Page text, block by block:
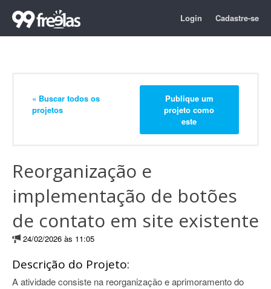
Login Cadastre-se
« Buscar todos os
projetos
Publique um
projeto como
este
Reorganização e
implementação de botões
de contato em site existente
24/02/2026 às 11:05
Descrição do Projeto:
A atividade consiste na reorganização e aprimoramento do